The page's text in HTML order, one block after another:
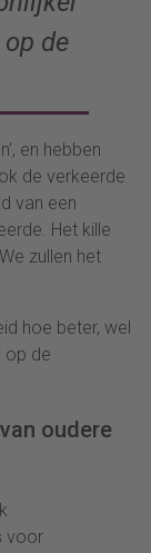
de
en hebben
de verkeerde
van een
Het kille
zullen het
hoe beter, wel
op de
oudere
voor